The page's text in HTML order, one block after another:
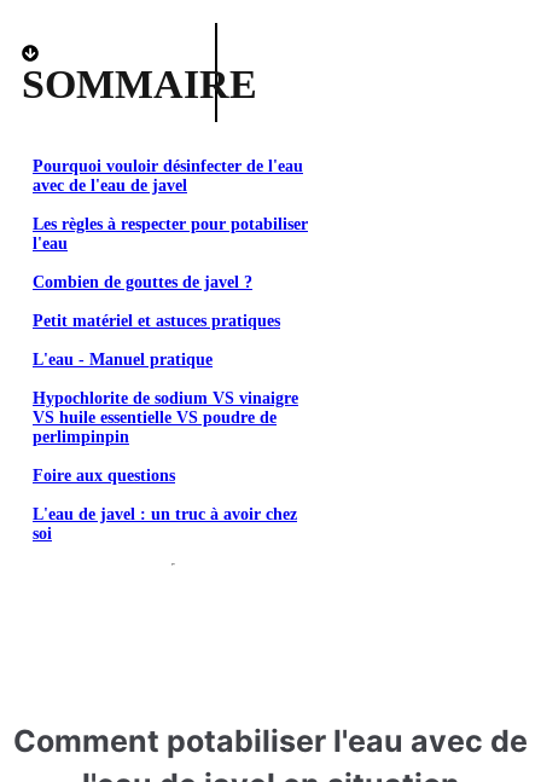
SOMMAIRE
Pourquoi vouloir désinfecter de l'eau
avec de l'eau de javel
Les règles à respecter pour potabiliser
l'eau
Combien de gouttes de javel ?
Petit matériel et astuces pratiques
L'eau - Manuel pratique
Hypochlorite de sodium VS vinaigre
VS huile essentielle VS poudre de
perlimpinpin
Foire aux questions
L'eau de javel : un truc à avoir chez
soi
Comment potabiliser l'eau avec de